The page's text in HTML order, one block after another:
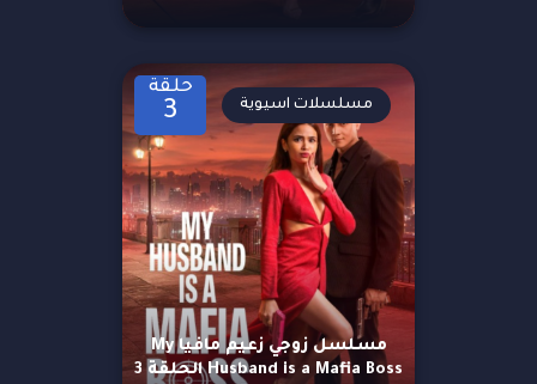
حلقة
3
مسلسل زوجي زعيم مافيا My
Husband is a Mafia Boss الحلقة 3
مسلسلات اسيوية